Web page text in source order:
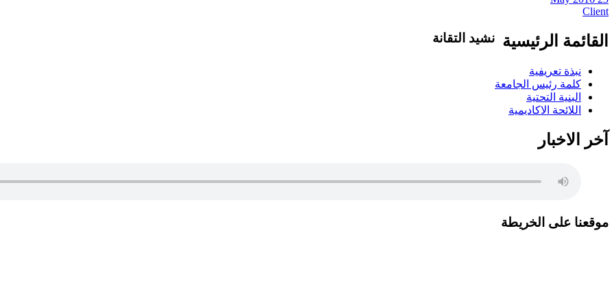
Client
القائمة الرئيسية
نبذة تعريفية
كلمة رئيس الجامعة
البنية التحتية
اللائحة الاكاديمية
آخر الاخبار
نشيد التقانة
موقعنا على الخريطة